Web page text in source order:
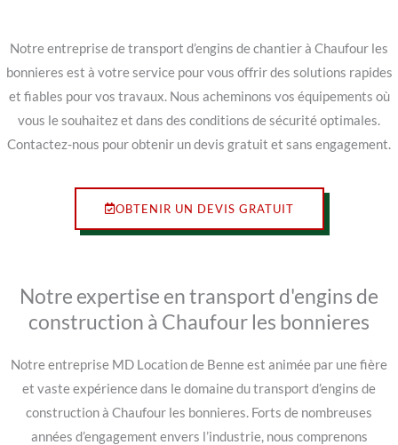
Notre entreprise de transport d’engins de chantier à Chaufour les
bonnieres est à votre service pour vous offrir des solutions rapides
et fiables pour vos travaux. Nous acheminons vos équipements où
vous le souhaitez et dans des conditions de sécurité optimales.
Contactez-nous pour obtenir un devis gratuit et sans engagement.
OBTENIR UN DEVIS GRATUIT
Notre expertise en transport d'engins de
construction à Chaufour les bonnieres
Notre entreprise MD Location de Benne est animée par une fière
et vaste expérience dans le domaine du transport d’engins de
construction à Chaufour les bonnieres. Forts de nombreuses
années d’engagement envers l’industrie, nous comprenons